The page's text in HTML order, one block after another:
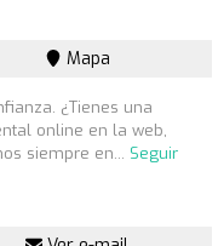
Mapa
¿Tienes una
online en la web,
siempre en... Seguir